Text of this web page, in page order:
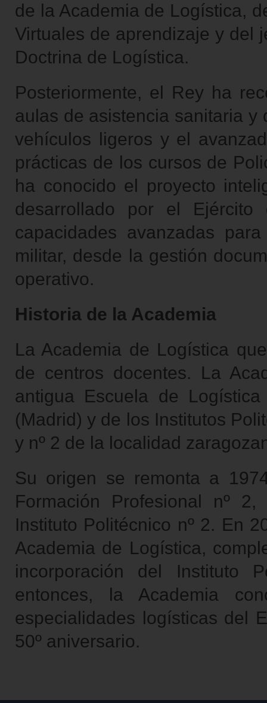
de la Academia de Logística,
Virtuales de aprendizaje y del
Doctrina de Logística.
Posteriormente, el Rey ha
aulas de asistencia sanitaria
vehículos ligeros y el
prácticas de los cursos de
ha conocido el proyecto
desarrollado por el
capacidades avanzadas
militar, desde la gestión
operativo.
Historia de la Academia
La Academia de Logística
de centros docentes. La
antigua Escuela de
(Madrid) y de los Institutos
y nº 2 de la localidad
Su origen se remonta a
Formación Profesional nº
Instituto Politécnico nº 2. En
Academia de Logística,
incorporación del Instituto
entonces, la Academia
especialidades logísticas del
50º aniversario.